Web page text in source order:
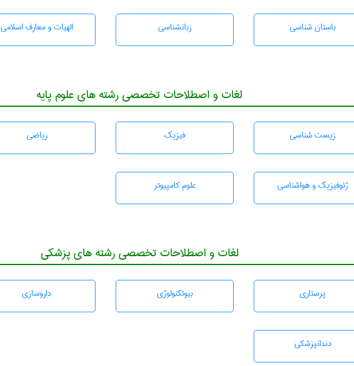
باستان شناسی زبانشناسی الهیات و معارف اسلامی
لغات و اصطلاحات تخصصی رشته های علوم پایه
زيست شناسی فیزیک رياضی
ژئوفيزيك و هواشناسی علوم کامپیوتر
لغات و اصطلاحات تخصصی رشته های پزشکی
پرستاری بيوتكنولوژی داروسازی
دندانپزشكی